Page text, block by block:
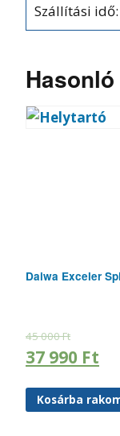
Szállítási
Daiwa Exceler
45 000Ft
37 990 Ft
Kosárba